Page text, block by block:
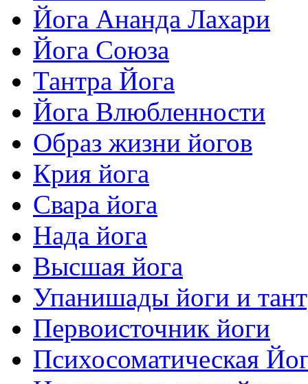
Йога Ананда Лахари
Йога Союза
Тантра Йога
Йога Влюбленности
Образ жизни йогов
Крия йога
Свара йога
Нада йога
Высшая йога
Упанишады йоги и
Первоисточник йоги
Психосоматическая